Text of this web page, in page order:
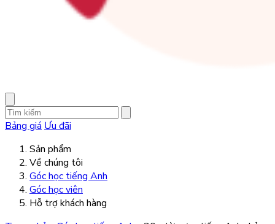
Bảng giá Ưu đãi
Sản phẩm
Về chúng tôi
Góc học tiếng Anh
Góc học viên
Hỗ trợ khách hàng